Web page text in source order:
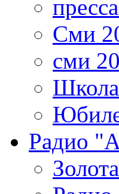
Сми
сми
Радио